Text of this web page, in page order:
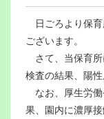
日ごろより保育
ございます。
さて、当保育所
検査の結果、陽
なお、厚生労働
果、園内に濃厚